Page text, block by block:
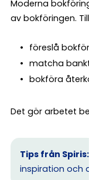
Moderna
av bokföringen.
föreslå
matcha
bokföra
Det gör arbetet
Tips från Spiris:
inspiration och